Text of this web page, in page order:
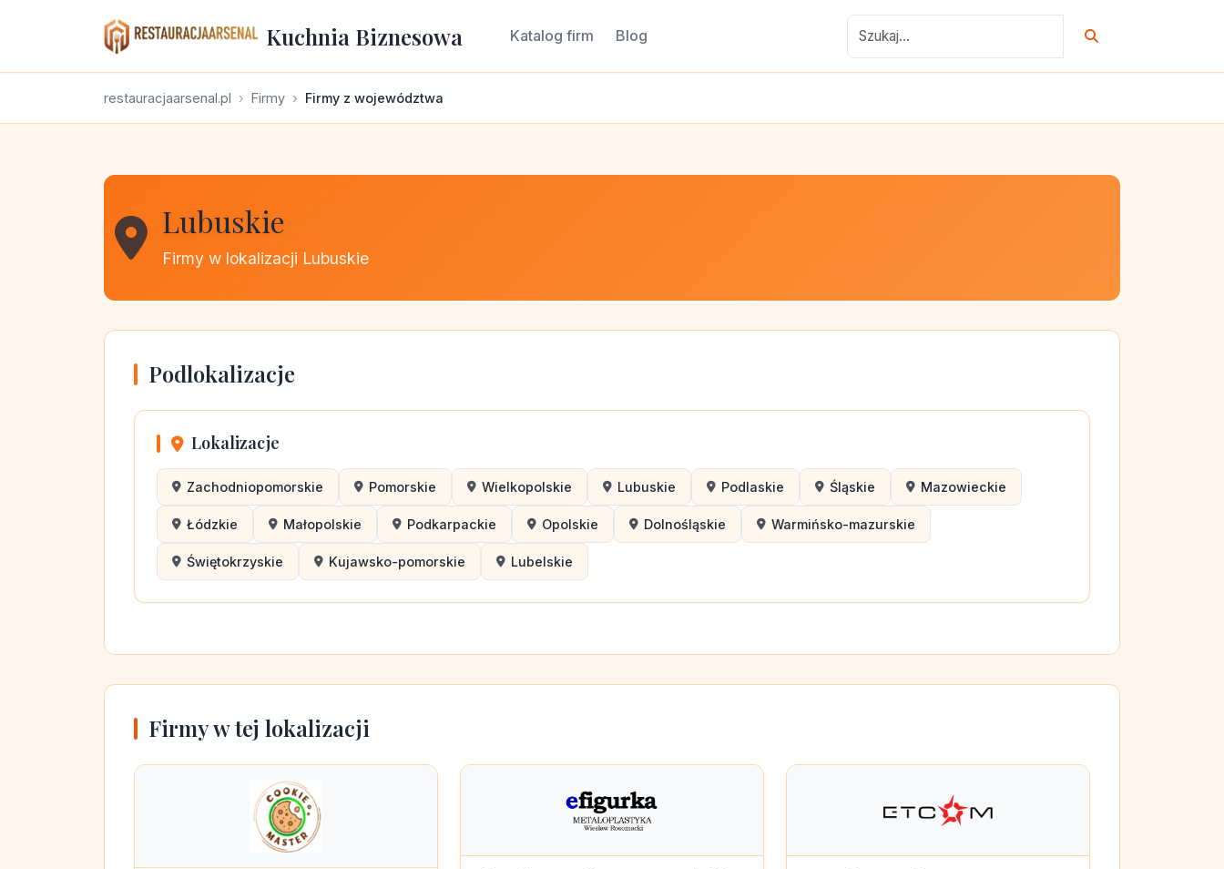
Kuchnia Biznesowa Katalog firm Blog
restauracjaarsenal.pl Firmy Firmy z województwa
Lubuskie
Firmy w lokalizacji Lubuskie
Podlokalizacje
Lokalizacje
Zachodniopomorskie Pomorskie Wielkopolskie Lubuskie Podlaskie Śląskie Mazowieckie
Łódzkie Małopolskie Podkarpackie Opolskie Dolnośląskie Warmińsko-mazurskie
Świętokrzyskie Kujawsko-pomorskie Lubelskie
Firmy w tej lokalizacji